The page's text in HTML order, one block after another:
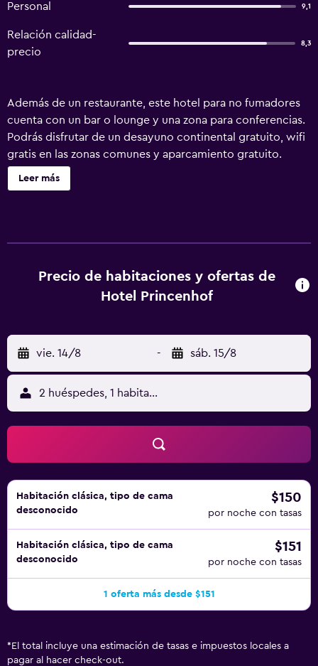
Personal 9,1
Relación calidad-
precio
8,3
Además de un restaurante, este hotel para no fumadores
cuenta con un bar o lounge y una zona para conferencias.
Podrás disfrutar de un desayuno continental gratuito, wifi
gratis en las zonas comunes y aparcamiento gratuito.
También encontrarás asistencia turística y para la compra
de entradas, un área para parrillas y un salón de eventos.
nuestro acceso a Internet wifi gratis. Los servicios para las
personas de negocios incluyen escritorio y teléfono. Se
indican más abajo en las instalaciones o cerca del
alojamiento (es posible que se aplique un recargo).
Leer más
Precio de habitaciones y ofertas de
Hotel Princenhof
vie. 14/8 - sáb. 15/8
2 huéspedes, 1 habitación
Habitación clásica, tipo de cama
desconocido
$150
por noche con tasas
Habitación clásica, tipo de cama
desconocido
$151
por noche con tasas
1 oferta más desde $151
* El total incluye una estimación de tasas e impuestos locales a
pagar al hacer check-out.